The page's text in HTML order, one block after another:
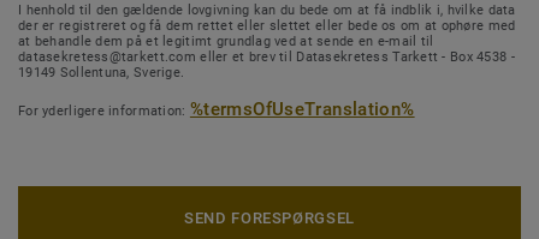
I henhold til den gældende lovgivning kan du bede om at få indblik i, hvilke data
der er registreret og få dem rettet eller slettet eller bede os om at ophøre med
at behandle dem på et legitimt grundlag ved at sende en e-mail til
datasekretess@tarkett.com eller et brev til Datasekretess Tarkett - Box 4538 -
19149 Sollentuna, Sverige.
For yderligere information: %termsOfUseTranslation%
SEND FORESPØRGSEL